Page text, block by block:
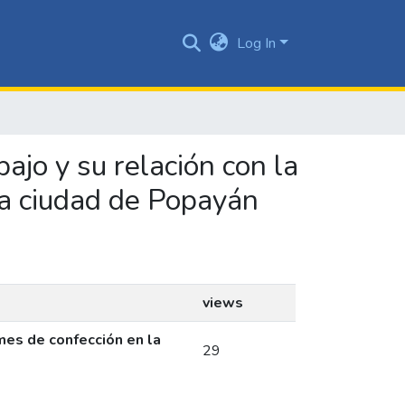
Log In
y su relación con la
ciudad de Popayán
views
de confección en la
29